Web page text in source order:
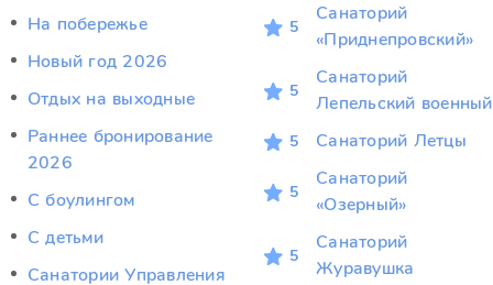
На побережье
Новый год 2026
Отдых на выходные
Раннее бронирование
2026
С боулингом
С детьми
Санатории Управления
5
Санаторий
«Приднепровский»
5
Санаторий
Лепельский военный
5 Санаторий Летцы
5
Санаторий
«Озерный»
5
Санаторий
Журавушка